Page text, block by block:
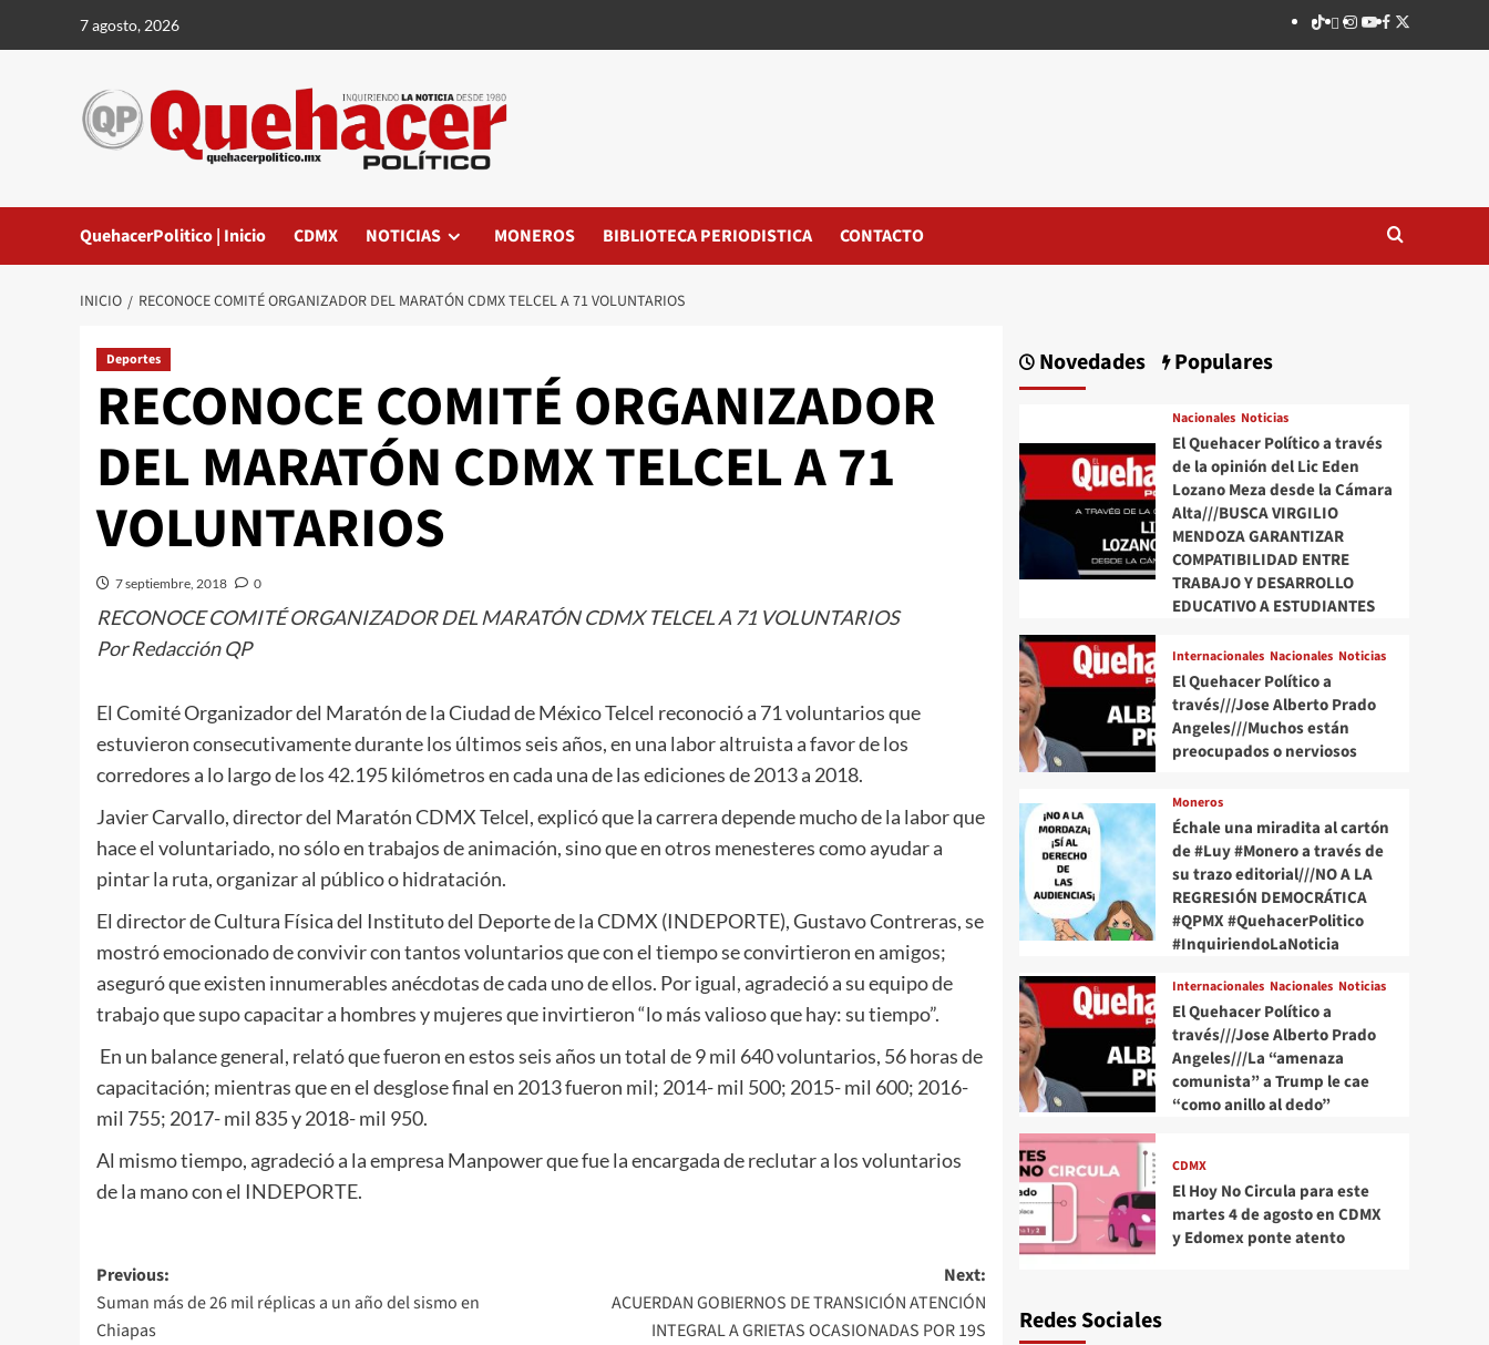
7 agosto, 2026 TikTok
threads
Instagram
Youtube
Facebook
X
QuehacerPolitico | Inicio CDMX NOTICIAS MONEROS BIBLIOTECA PERIODISTICA CONTACTO
INICIO RECONOCE COMITÉ ORGANIZADOR DEL MARATÓN CDMX TELCEL A 71 VOLUNTARIOS
Deportes
RECONOCE COMITÉ ORGANIZADOR
DEL MARATÓN CDMX TELCEL A 71
VOLUNTARIOS
7 septiembre, 2018 0
RECONOCE COMITÉ ORGANIZADOR DEL MARATÓN CDMX TELCEL A 71 VOLUNTARIOS
Por Redacción QP
El Comité Organizador del Maratón de la Ciudad de México Telcel reconoció a 71 voluntarios que
estuvieron consecutivamente durante los últimos seis años, en una labor altruista a favor de los
corredores a lo largo de los 42.195 kilómetros en cada una de las ediciones de 2013 a 2018.
Javier Carvallo, director del Maratón CDMX Telcel, explicó que la carrera depende mucho de la labor que
hace el voluntariado, no sólo en trabajos de animación, sino que en otros menesteres como ayudar a
pintar la ruta, organizar al público o hidratación.
El director de Cultura Física del Instituto del Deporte de la CDMX (INDEPORTE), Gustavo Contreras, se
mostró emocionado de convivir con tantos voluntarios que con el tiempo se convirtieron en amigos;
aseguró que existen innumerables anécdotas de cada uno de ellos. Por igual, agradeció a su equipo de
trabajo que supo capacitar a hombres y mujeres que invirtieron “lo más valioso que hay: su tiempo”.
En un balance general, relató que fueron en estos seis años un total de 9 mil 640 voluntarios, 56 horas de
capacitación; mientras que en el desglose final en 2013 fueron mil; 2014- mil 500; 2015- mil 600; 2016-
mil 755; 2017- mil 835 y 2018- mil 950.
Al mismo tiempo, agradeció a la empresa Manpower que fue la encargada de reclutar a los voluntarios
de la mano con el INDEPORTE.
Post
navigation
Previous:
Suman más de 26 mil réplicas a un año del sismo en
Chiapas
Next:
ACUERDAN GOBIERNOS DE TRANSICIÓN ATENCIÓN
INTEGRAL A GRIETAS OCASIONADAS POR 19S
Novedades Populares
Nacionales Noticias
El Quehacer Político a través
de la opinión del Lic Eden
Lozano Meza desde la Cámara
Alta///BUSCA VIRGILIO
MENDOZA GARANTIZAR
COMPATIBILIDAD ENTRE
TRABAJO Y DESARROLLO
EDUCATIVO A ESTUDIANTES
Internacionales Nacionales Noticias
El Quehacer Político a
través///Jose Alberto Prado
Angeles///Muchos están
preocupados o nerviosos
Moneros
Échale una miradita al cartón
de #Luy #Monero a través de
su trazo editorial///NO A LA
REGRESIÓN DEMOCRÁTICA
#QPMX #QuehacerPolitico
#InquiriendoLaNoticia
Internacionales Nacionales Noticias
El Quehacer Político a
través///Jose Alberto Prado
Angeles///La “amenaza
comunista” a Trump le cae
“como anillo al dedo”
CDMX
El Hoy No Circula para este
martes 4 de agosto en CDMX
y Edomex ponte atento
Redes Sociales